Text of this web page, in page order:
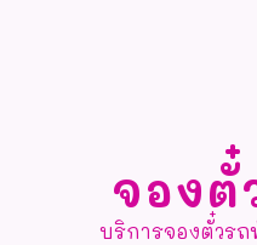
จองตั๋
บริการจองตั๋วร